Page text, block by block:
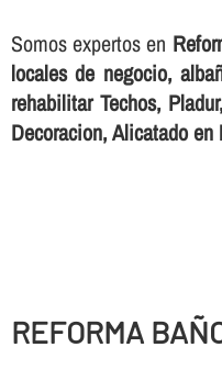
Somos expertos en
locales de negocio,
rehabilitar Techos,
Decoracion, Alicatado en
REFORMA